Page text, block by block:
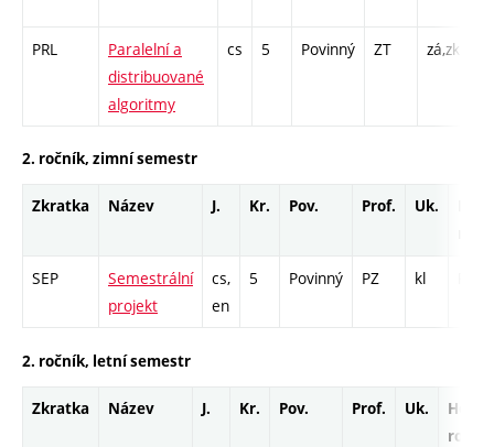
PRL
Paralelní a
distribuované
algoritmy
cs 5 Povinný ZT zá,zk
2. ročník, zimní semestr
Zkratka Název J. Kr. Pov. Prof. Uk.
SEP
Semestrální
projekt
cs,
en
5 Povinný PZ kl
2. ročník, letní semestr
Zkratka Název J. Kr. Pov. Prof. Uk.
Hod.